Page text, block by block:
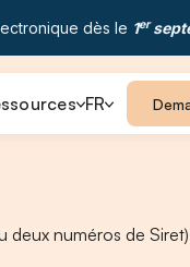
dès le 1er
FR
deux numéros de